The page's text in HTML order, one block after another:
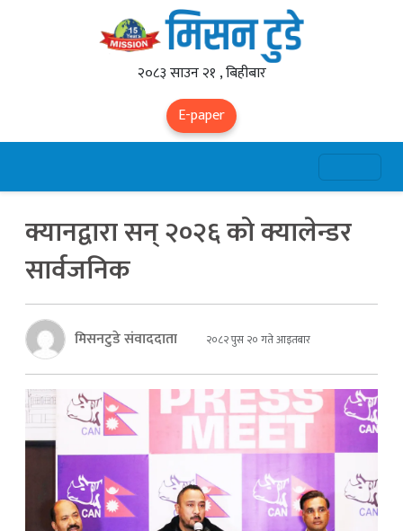
२०८३ साउन २१ , बिहीबार
E-paper
क्यानद्वारा सन् २०२६ को क्यालेन्डर
सार्वजनिक
मिसनटुडे संवाददाता २०८२ पुस २० गते आइतबार